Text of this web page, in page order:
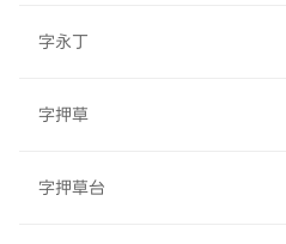
字永丁
字押草
字押草台